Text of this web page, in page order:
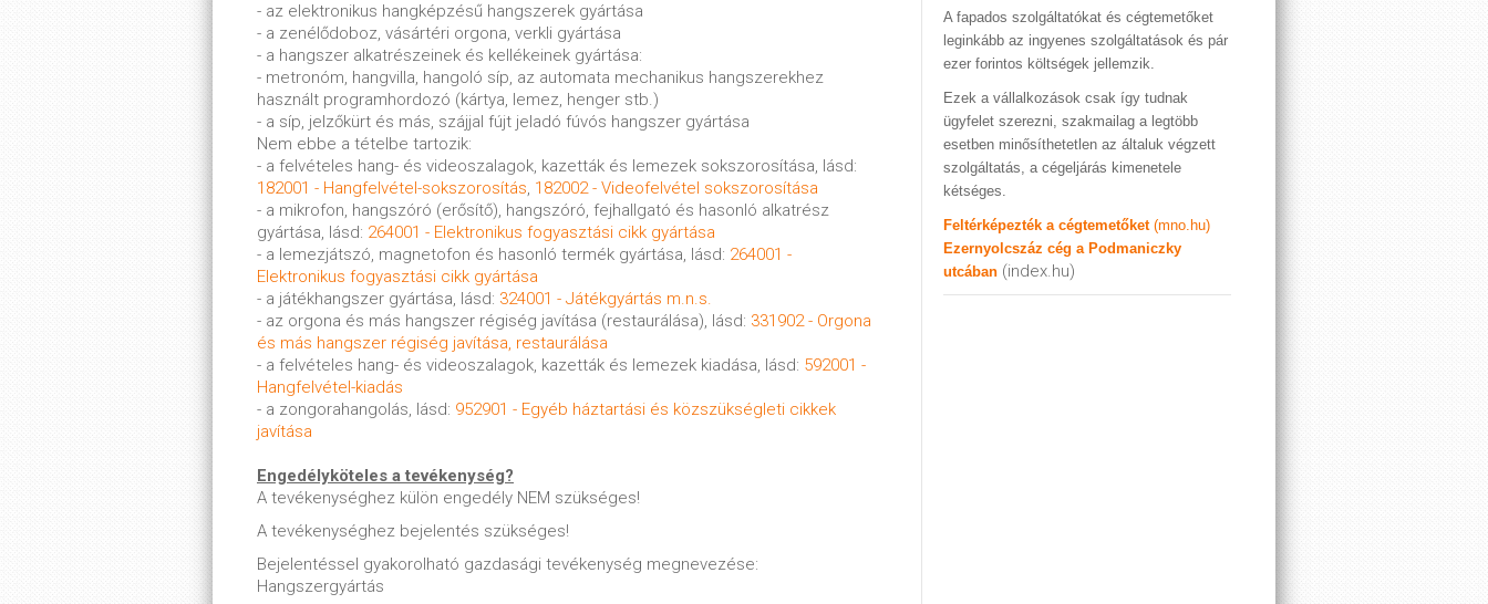
- az elektronikus hangképzésű hangszerek gyártása
- a zenélődoboz, vásártéri orgona, verkli gyártása
- a hangszer alkatrészeinek és kellékeinek gyártása:
- metronóm, hangvilla, hangoló síp, az automata mechanikus hangszerekhez
használt programhordozó (kártya, lemez, henger stb.)
- a síp, jelzőkürt és más, szájjal fújt jeladó fúvós hangszer gyártása
Nem ebbe a tételbe tartozik:
- a felvételes hang- és videoszalagok, kazetták és lemezek sokszorosítása, lásd:
182001 - Hangfelvétel-sokszorosítás, 182002 - Videofelvétel sokszorosítása
- a mikrofon, hangszóró (erősítő), hangszóró, fejhallgató és hasonló alkatrész
gyártása, lásd: 264001 - Elektronikus fogyasztási cikk gyártása
- a lemezjátszó, magnetofon és hasonló termék gyártása, lásd: 264001 -
Elektronikus fogyasztási cikk gyártása
- a játékhangszer gyártása, lásd: 324001 - Játékgyártás m.n.s.
- az orgona és más hangszer régiség javítása (restaurálása), lásd: 331902 - Orgona
és más hangszer régiség javítása, restaurálása
- a felvételes hang- és videoszalagok, kazetták és lemezek kiadása, lásd: 592001 -
Hangfelvétel-kiadás
- a zongorahangolás, lásd: 952901 - Egyéb háztartási és közszükségleti cikkek
javítása
Engedélyköteles a tevékenység?
A tevékenységhez külön engedély NEM szükséges!
A tevékenységhez bejelentés szükséges!
Bejelentéssel gyakorolható gazdasági tevékenység megnevezése:
Hangszergyártás
A fapados szolgáltatókat és cégtemetőket
leginkább az ingyenes szolgáltatások és pár
ezer forintos költségek jellemzik.
Ezek a vállalkozások csak így tudnak
ügyfelet szerezni, szakmailag a legtöbb
esetben minősíthetetlen az általuk végzett
szolgáltatás, a cégeljárás kimenetele
kétséges.
Feltérképezték a cégtemetőket (mno.hu)
Ezernyolcszáz cég a Podmaniczky
utcában (index.hu)